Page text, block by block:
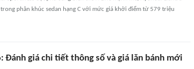
phân khúc sedan hạng C với mức giá khởi điểm từ 579 triệu
Đánh giá chi tiết thông số và giá lăn bánh mới